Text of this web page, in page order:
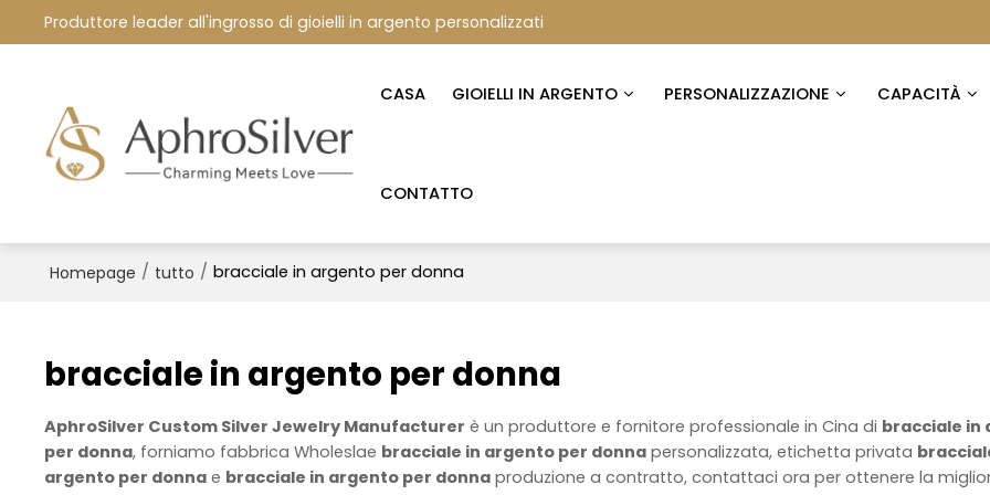
Produttore leader all'ingrosso di gioielli in argento personalizzati
CASA GIOIELLI IN ARGENTO PERSONALIZZAZIONE CAPACITÀ
CONTATTO
Homepage / tutto / bracciale in argento per donna
bracciale in argento per donna
AphroSilver Custom Silver Jewelry Manufacturer è un produttore e fornitore professionale in Cina di bracciale in
per donna, forniamo fabbrica Wholeslae bracciale in argento per donna personalizzata, etichetta privata
argento per donna e bracciale in argento per donna produzione a contratto, contattaci ora per ottenere la